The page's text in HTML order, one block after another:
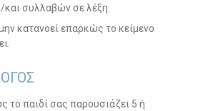
συλλαβών σε λέξη.
κατανοεί επαρκώς το κείμενο
το παιδί σας παρουσιάζει 5 ή